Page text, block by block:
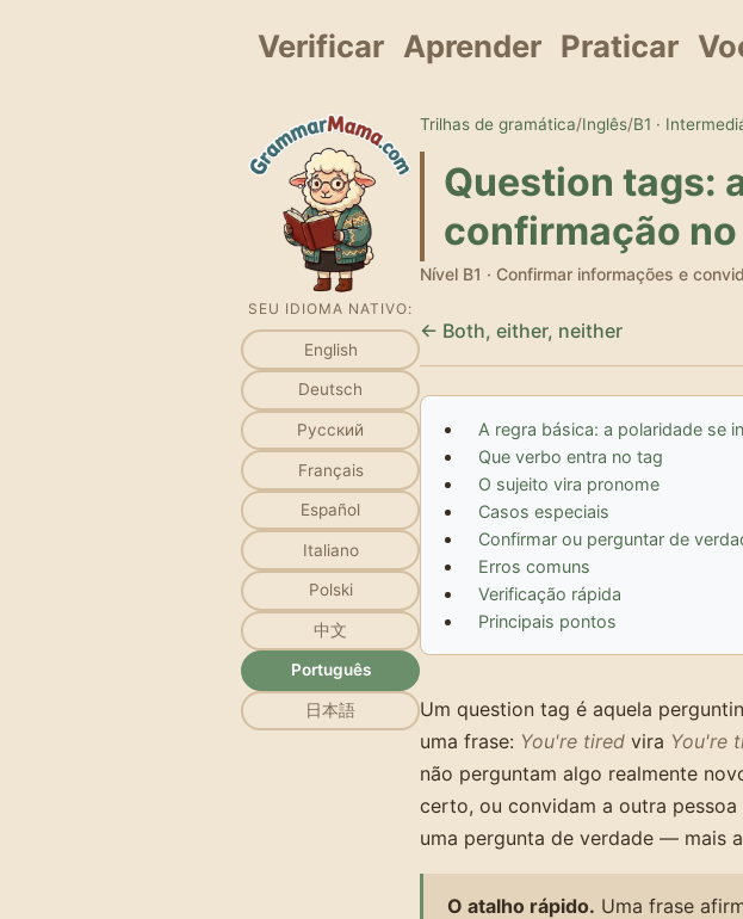
Verificar Aprender Praticar
SEU IDIOMA NATIVO:
English
Deutsch
Русский
Français
Español
Italiano
Polski
中文
Português
日本語
Trilhas de gramática/Inglês/B1 ·
Question tags:
confirmação
Nível B1 · Confirmar informações e
← Both, either, neither
A regra básica: a polaridade se
Que verbo entra no tag
O sujeito vira pronome
Casos especiais
Confirmar ou perguntar de
Erros comuns
Verificação rápida
Principais pontos
Um question tag é aquela
uma frase: You're tired vira You're
não perguntam algo realmente
certo, ou convidam a outra
uma pergunta de verdade — mais
O atalho rápido. Uma frase